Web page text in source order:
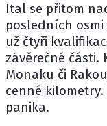
Ital se přitom
posledních
už čtyři
závěrečné části.
Monaku či
cenné
panika.